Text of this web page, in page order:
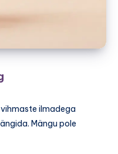
ilmadega
Mängu pole